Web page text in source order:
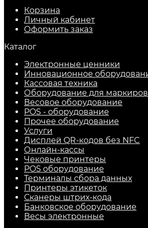
Корзина
Личный кабинет
Оформить заказ
Каталог
Электронные ценники
Инновационное
Кассовая техника
Оборудование для
Весовое оборудование
POS - оборудование
Прочее оборудование
Услуги
Дисплей QR-кодов без NFC
Онлайн-кассы
Чековые принтеры
POS оборудование
Терминалы сбора данных
Принтеры этикеток
Сканеры штрих-кода
Банковское оборудование
Весы электронные